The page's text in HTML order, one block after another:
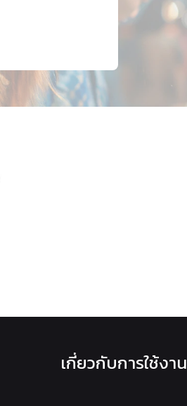
เกี่ยวกับการใช้งาน